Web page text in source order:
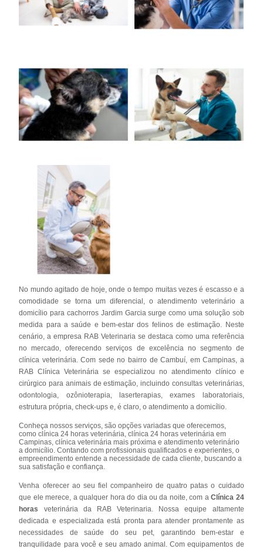
No mundo agitado de hoje, onde o tempo muitas vezes é escasso e a
comodidade se torna um diferencial, o atendimento veterinário a
domicílio para cachorros Jardim Garcia surge como uma solução sob
medida para a saúde e bem-estar dos felinos de estimação. Neste
cenário, a empresa RAB Veterinaria se destaca como uma referência
no mercado, oferecendo serviços de excelência no segmento de
clínica veterinária. Com sede no bairro de Cambuí, em Campinas, a
RAB Clínica Veterinária se especializou no atendimento clínico e
cirúrgico para animais de estimação, incluindo consultas veterinárias,
odontologia, ozônioterapia, laserterapias, exames laboratoriais,
estrutura própria, check-ups e, é claro, o atendimento a domicílio.
Conheça nossos serviços, são opções variadas que oferecemos,
como clínica 24 horas veterinária, clínica 24 horas veterinária em
Campinas, clínica veterinária mais próxima e atendimento veterinário
a domicílio. Contando com profissionais qualificados e experientes, o
empreendimento entende a necessidade de cada cliente, buscando a
sua satisfação e confiança.
Venha oferecer ao seu fiel companheiro de quatro patas o cuidado
que ele merece, a qualquer hora do dia ou da noite, com aClínica 24
horas
veterinária da RAB Veterinaria. Nossa equipe altamente
dedicada e especializada está pronta para atender prontamente as
necessidades de saúde do seu pet, garantindo bem-estar e
tranquilidade para você e seu amado animal. Com equipamentos de